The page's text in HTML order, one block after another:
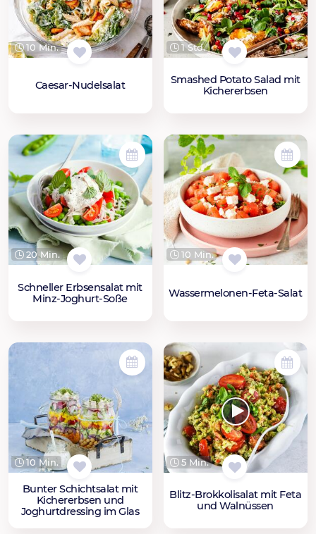
10 Min.
Caesar-Nudelsalat
1 Std.
Smashed Potato Salad mit
Kichererbsen
20 Min.
Schneller Erbsensalat mit
Minz-Joghurt-Soße
10 Min.
Wassermelonen-Feta-Salat
10 Min.
Bunter Schichtsalat mit
Kichererbsen und
Joghurtdressing im Glas
5 Min.
Blitz-Brokkolisalat mit Feta
und Walnüssen